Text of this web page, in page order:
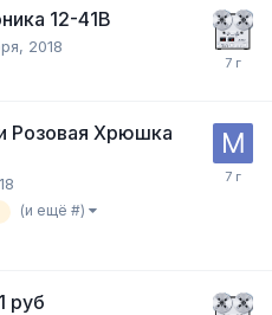
12-41В
2018
Розовая Хрюшка
(и ещё #)
руб